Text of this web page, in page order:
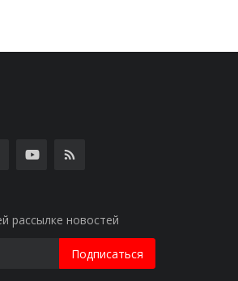
рассылке новостей
Подписаться